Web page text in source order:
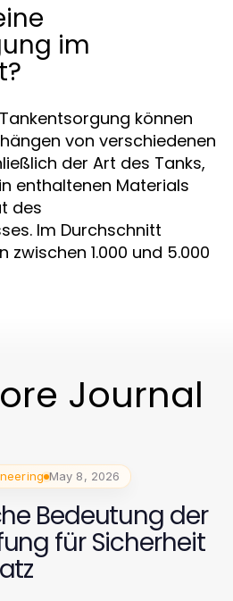
im
können
von verschiedenen
der Art des Tanks,
enthaltenen Materials
des
Im Durchschnitt
zwischen 1.000 und 5.000
Journal
May 8, 2026
Bedeutung der
für Sicherheit